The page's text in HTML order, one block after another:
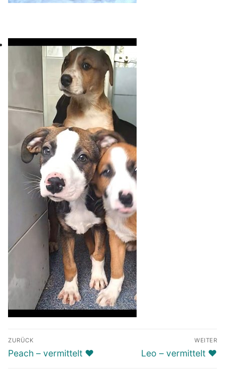
Beitragsnavigation
ZURÜCK
Vorheriger
Peach – vermittelt ♥️
WEITER
Nächster
Leo – vermittelt ♥️